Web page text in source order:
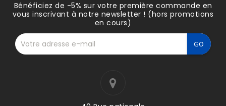
Bénéficiez de -5% sur votre première commande en
vous inscrivant à notre newsletter ! (hors promotions
en cours)